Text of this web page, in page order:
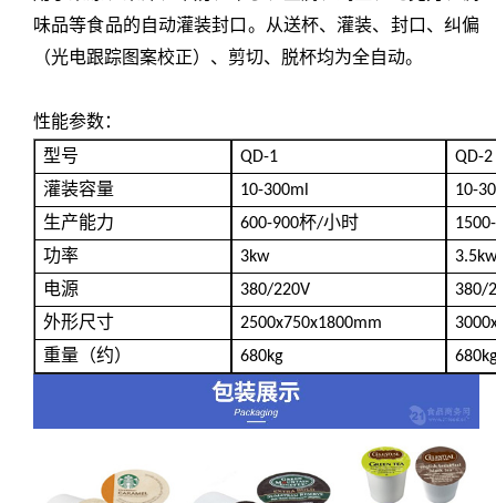
味品等食品的自动灌装封口。从送杯、灌装、封口、纠偏
（光电跟踪图案校正）、剪切、脱杯均为全自动。
性能参数：
型号
QD-1 QD-2
灌装容量 10-300ml 10-
生产能力 600-900杯/小时
功率 3kw 3.5kw
电源 380/220V 380/
外形尺寸 2500x750x1800mm
重量（约） 680kg